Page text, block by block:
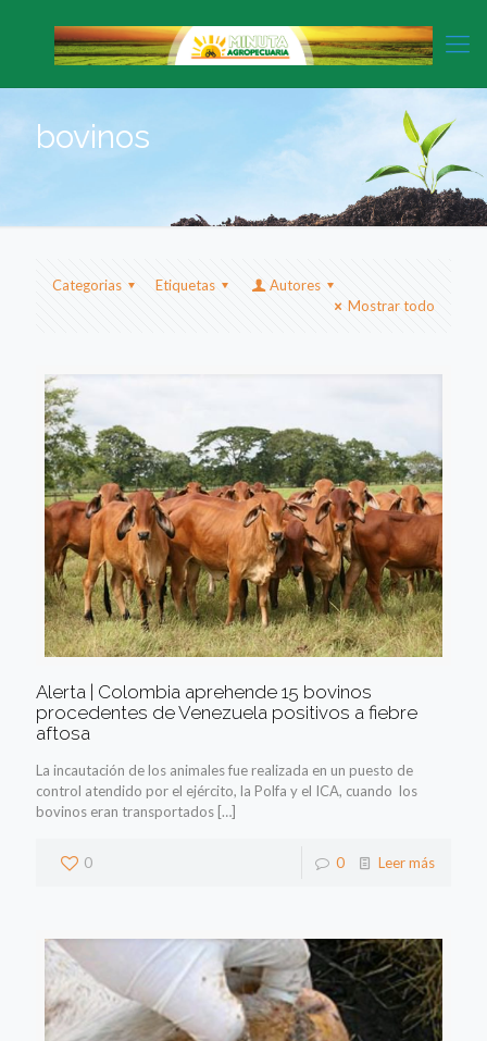
bovinos
Categorias Etiquetas
Autores
Mostrar todo
Alerta | Colombia aprehende 15 bovinos
procedentes de Venezuela positivos a fiebre
aftosa
La incautación de los animales fue realizada en un puesto de
control atendido por el ejército, la Polfa y el ICA, cuando los
bovinos eran transportados […]
0 0 Leer más